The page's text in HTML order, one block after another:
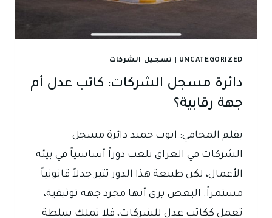
UNCATEGORIZED تسجيل الشركات
دائرة مسجل الشركات: كاتب عدل أم
جهة رقابية؟
بقلم المحامي: ايوب حميد دائرة مسجل
الشركات في العراق تلعب دوراً أساسياً في بيئة
الأعمال، لكن طبيعة هذا الدور تثير جدلاً قانونياً
مستمراً. البعض يرى أنها مجرد جهة توثيقية،
تعمل ككاتب عدل للشركات، فلا تملك سلطة